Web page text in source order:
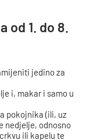
od 1. do 8.
jedino za
i, makar i samo u
pokojnika (ili, uz
nedjelje, odnosno
ili kapelu te